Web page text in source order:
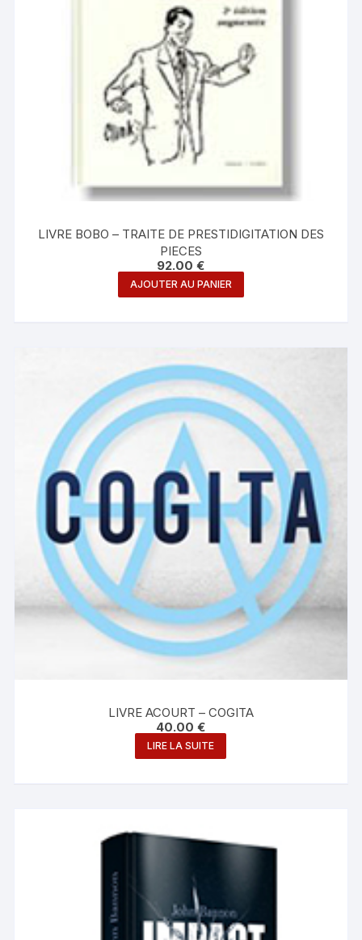
LIVRE BOBO – TRAITE DE PRESTIDIGITATION DES
PIECES
92.00€
AJOUTER AU PANIER
LIVRE ACOURT – COGITA
40.00€
LIRE LA SUITE